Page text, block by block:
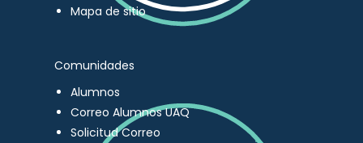
Mapa de sitio
Comunidades
Alumnos
Correo Alumnos UAQ
Solicitud Correo